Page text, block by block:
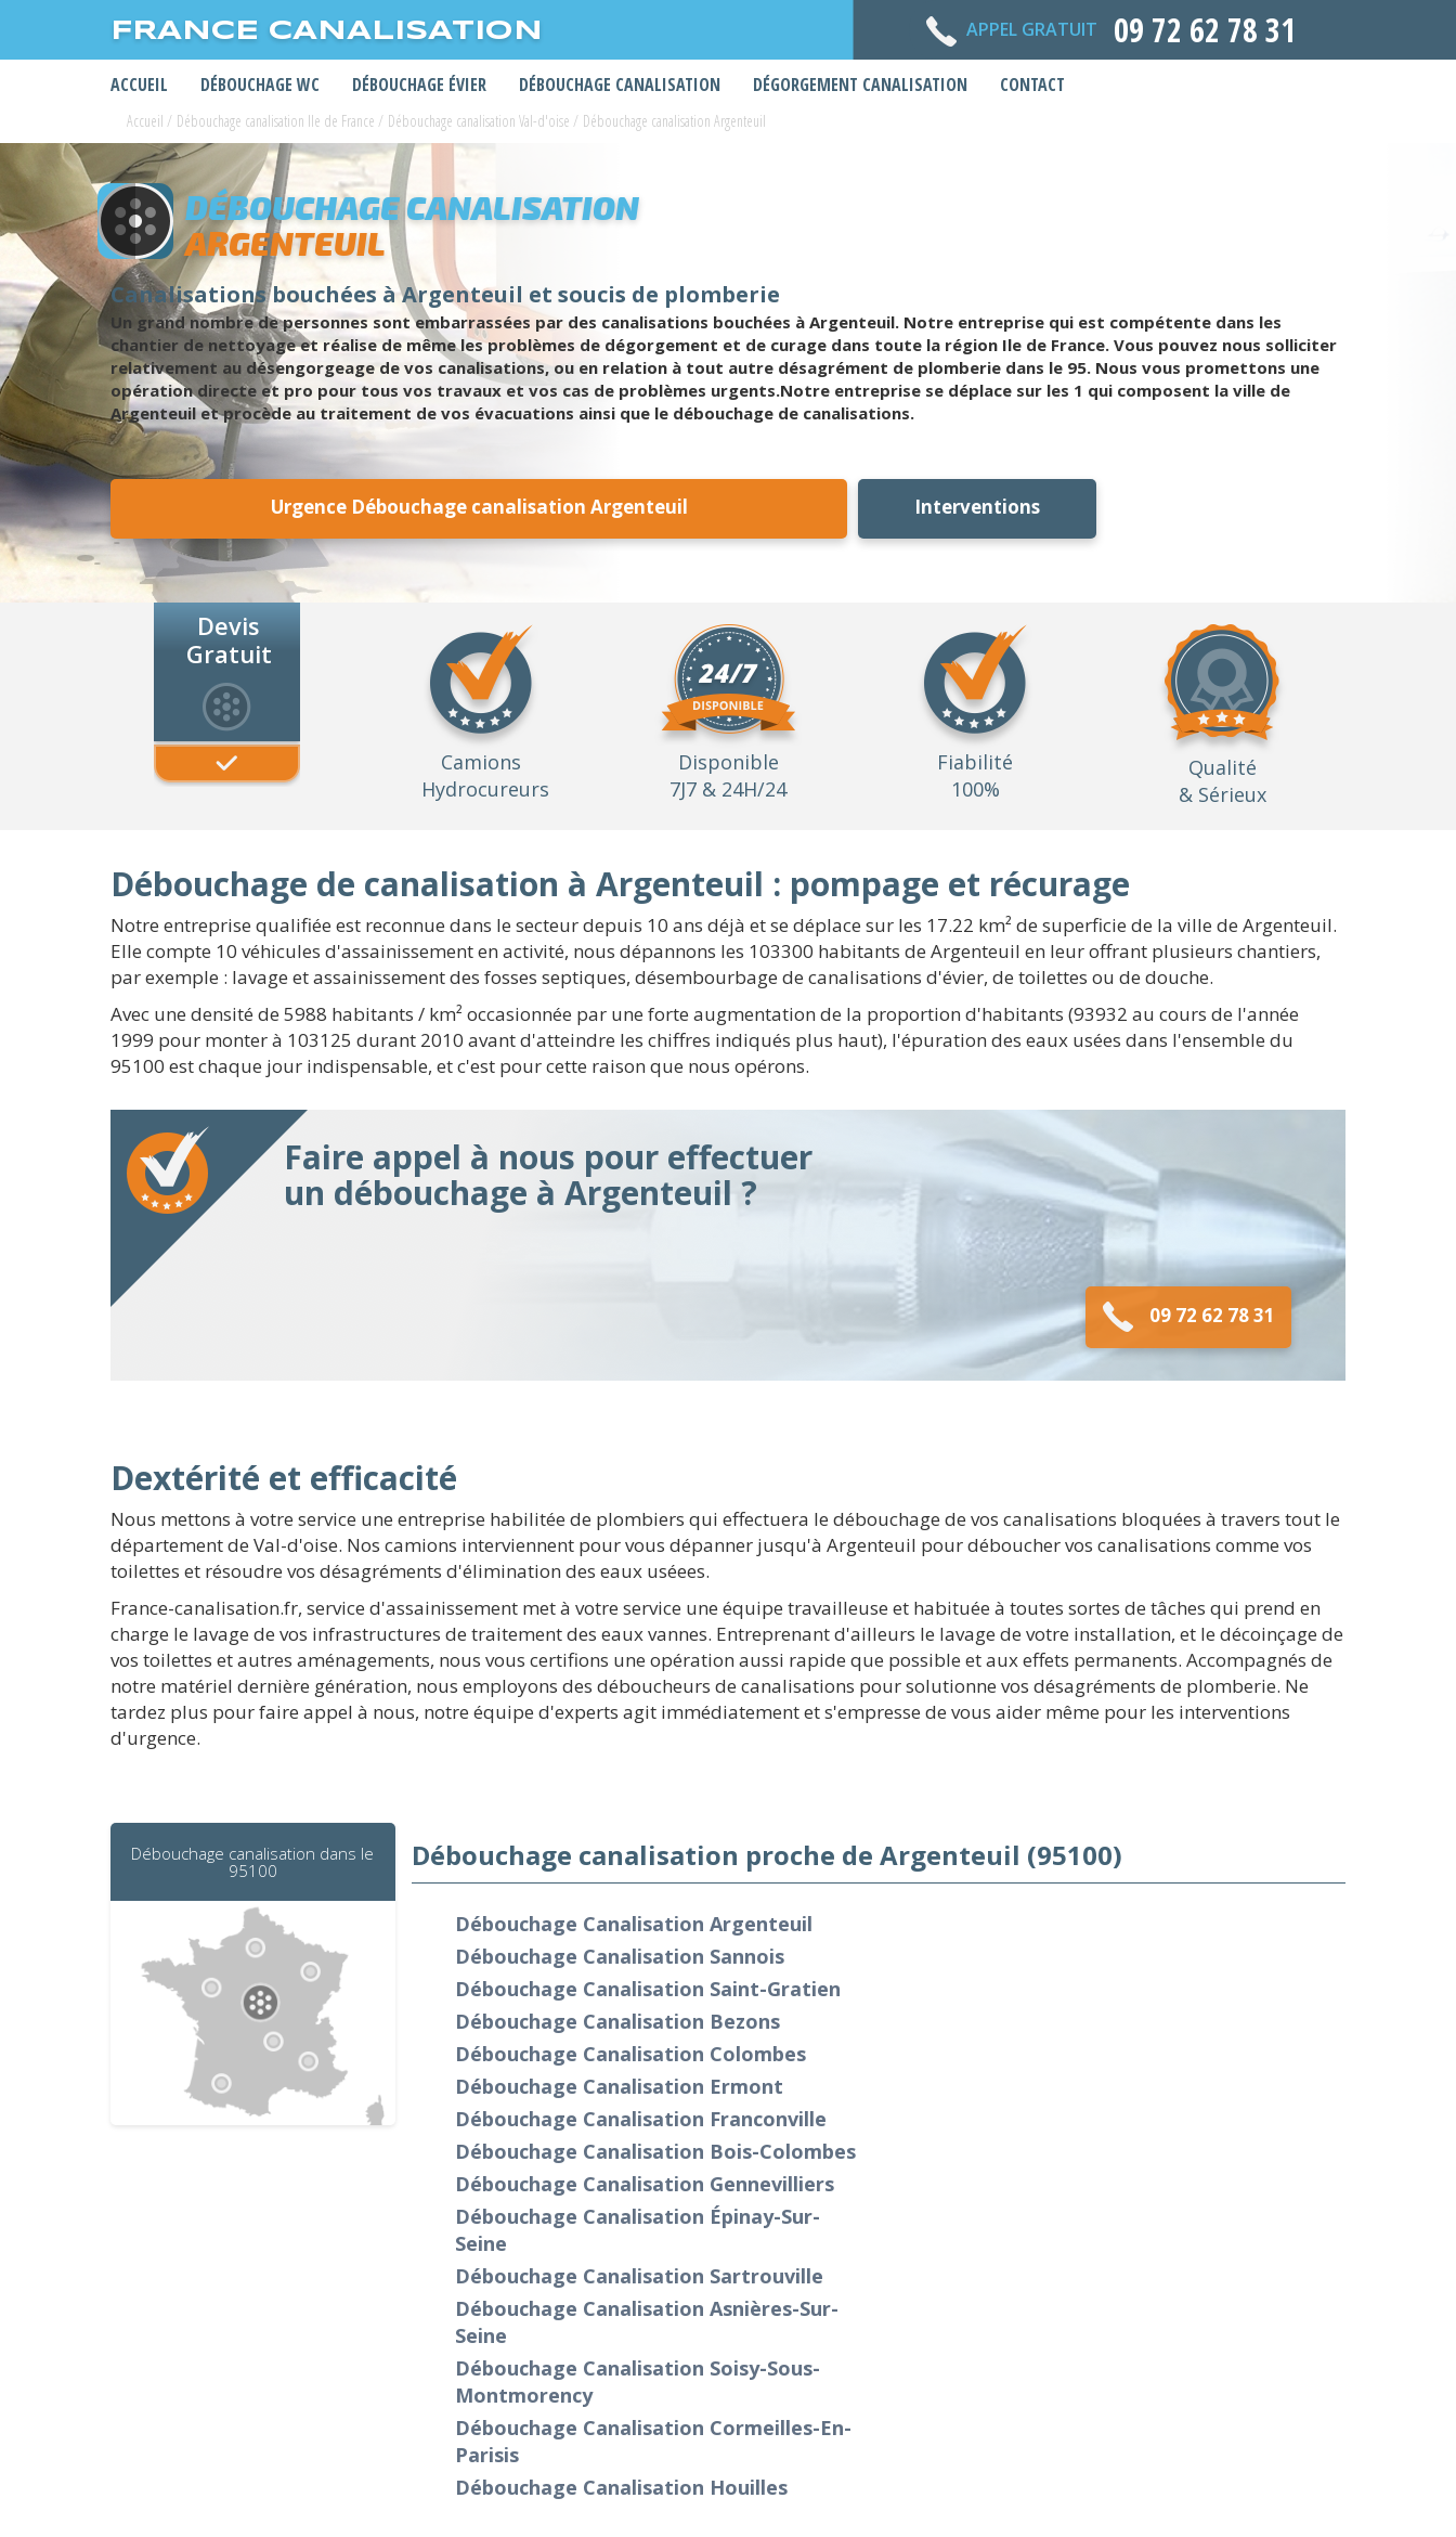
FRANCE CANALISATION APPEL GRATUIT 09 72 62 78 31
ACCUEIL DÉBOUCHAGE WC DÉBOUCHAGE ÉVIER DÉBOUCHAGE CANALISATION DÉGORGEMENT CANALISATION CONTACT
Accueil / Débouchage canalisation Ile de France / Débouchage canalisation Val-d'oise / Débouchage canalisation Argenteuil
DÉBOUCHAGE CANALISATION
ARGENTEUIL
Canalisations bouchées à Argenteuil et soucis de plomberie
Un grand nombre de personnes sont embarrassées par des canalisations bouchées à Argenteuil. Notre entreprise qui est compétente dans les
chantier de nettoyage et réalise de même les problèmes de dégorgement et de curage dans toute la région Ile de France. Vous pouvez nous solliciter
relativement au désengorgeage de vos canalisations, ou en relation à tout autre désagrément de plomberie dans le 95. Nous vous promettons une
opération directe et pro pour tous vos travaux et vos cas de problèmes urgents.Notre entreprise se déplace sur les 1 qui composent la ville de
Argenteuil et procède au traitement de vos évacuations ainsi que le débouchage de canalisations.
Urgence Débouchage canalisation Argenteuil Interventions
Devis
Gratuit
Camions
Hydrocureurs
Disponible
7J7 & 24H/24
Fiabilité
100%
Qualité
& Sérieux
Débouchage de canalisation à Argenteuil : pompage et récurage
Notre entreprise qualifiée est reconnue dans le secteur depuis 10 ans déjà et se déplace sur les 17.22 km² de superficie de la ville de Argenteuil.
Elle compte 10 véhicules d'assainissement en activité, nous dépannons les 103300 habitants de Argenteuil en leur offrant plusieurs chantiers,
par exemple : lavage et assainissement des fosses septiques, désembourbage de canalisations d'évier, de toilettes ou de douche.
Avec une densité de 5988 habitants / km² occasionnée par une forte augmentation de la proportion d'habitants (93932 au cours de l'année
1999 pour monter à 103125 durant 2010 avant d'atteindre les chiffres indiqués plus haut), l'épuration des eaux usées dans l'ensemble du
95100 est chaque jour indispensable, et c'est pour cette raison que nous opérons.
Faire appel à nous pour effectuer
un débouchage à Argenteuil ?
09 72 62 78 31
Dextérité et efficacité
Nous mettons à votre service une entreprise habilitée de plombiers qui effectuera le débouchage de vos canalisations bloquées à travers tout le
département de Val-d'oise. Nos camions interviennent pour vous dépanner jusqu'à Argenteuil pour déboucher vos canalisations comme vos
toilettes et résoudre vos désagréments d'élimination des eaux uséees.
France-canalisation.fr, service d'assainissement met à votre service une équipe travailleuse et habituée à toutes sortes de tâches qui prend en
charge le lavage de vos infrastructures de traitement des eaux vannes. Entreprenant d'ailleurs le lavage de votre installation, et le décoinçage de
vos toilettes et autres aménagements, nous vous certifions une opération aussi rapide que possible et aux effets permanents. Accompagnés de
notre matériel dernière génération, nous employons des déboucheurs de canalisations pour solutionne vos désagréments de plomberie. Ne
tardez plus pour faire appel à nous, notre équipe d'experts agit immédiatement et s'empresse de vous aider même pour les interventions
d'urgence.
Débouchage canalisation dans le
95100
Débouchage canalisation proche de Argenteuil (95100)
Débouchage Canalisation Argenteuil
Débouchage Canalisation Sannois
Débouchage Canalisation Saint-Gratien
Débouchage Canalisation Bezons
Débouchage Canalisation Colombes
Débouchage Canalisation Ermont
Débouchage Canalisation Franconville
Débouchage Canalisation Bois-Colombes
Débouchage Canalisation Gennevilliers
Débouchage Canalisation Épinay-Sur-
Seine
Débouchage Canalisation Sartrouville
Débouchage Canalisation Asnières-Sur-
Seine
Débouchage Canalisation Soisy-Sous-
Montmorency
Débouchage Canalisation Cormeilles-En-
Parisis
Débouchage Canalisation Houilles